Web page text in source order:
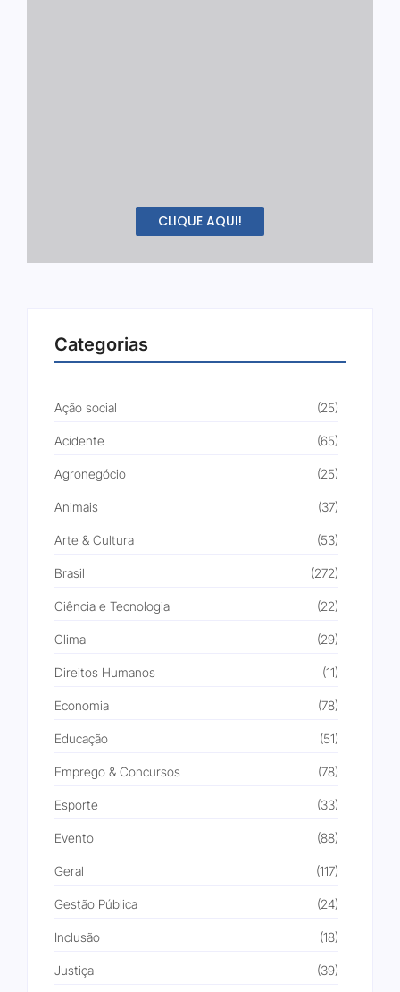
CLIQUE AQUI!
Categorias
Ação social (25)
Acidente (65)
Agronegócio (25)
Animais (37)
Arte & Cultura (53)
Brasil (272)
Ciência e Tecnologia (22)
Clima (29)
Direitos Humanos (11)
Economia (78)
Educação (51)
Emprego & Concursos (78)
Esporte (33)
Evento (88)
Geral (117)
Gestão Pública (24)
Inclusão (18)
Justiça (39)